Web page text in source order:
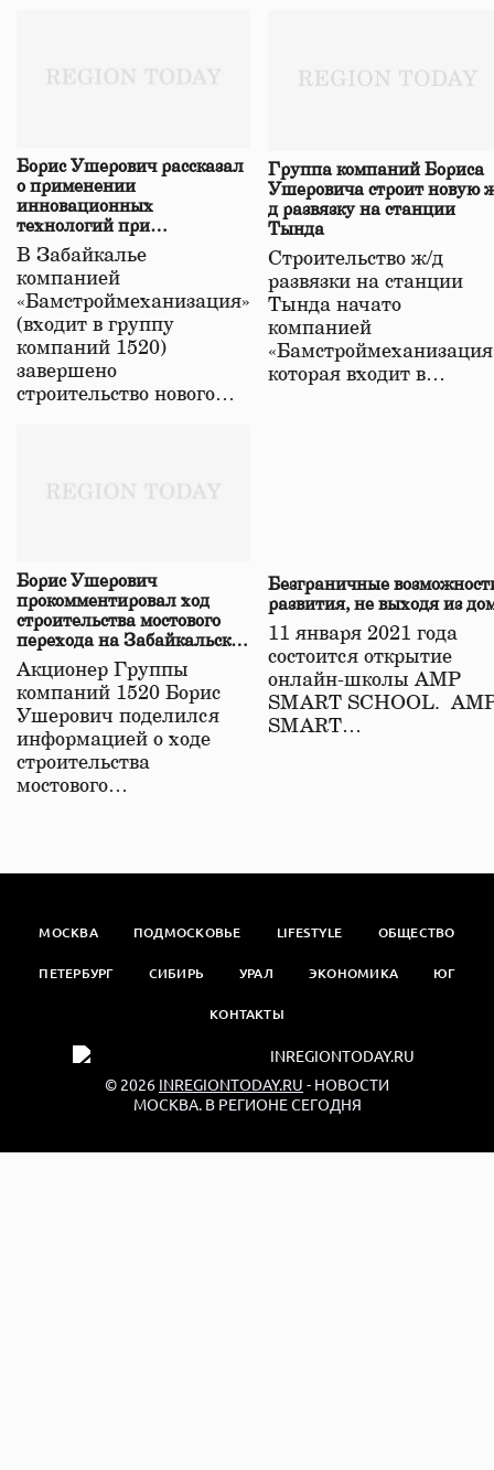
Борис Ушерович рассказал
о применении
инновационных
технологий при
строительстве нового моста
в Забайкалье
В Забайкалье
компанией
«Бамстроймеханизация»
(входит в группу
компаний 1520)
завершено
строительство нового…
Группа компаний Бориса
Ушеровича строит новую
д развязку на станции
Тында
Строительство ж/д
развязки на станции
Тында начато
компанией
которая входит в…
Борис Ушерович
прокомментировал ход
строительства мостового
перехода на Забайкальской
железной дороге
Акционер Группы
компаний 1520 Борис
Ушерович поделился
информацией о ходе
строительства
мостового…
Безграничные
развития, не выходя из
11 января 2021 года
состоится открытие
онлайн-школы АМР
SMART SCHOOL.
SMART…
МОСКВА ПОДМОСКОВЬЕ LIFESTYLE ОБЩЕСТВО
ПЕТЕРБУРГ СИБИРЬ УРАЛ ЭКОНОМИКА ЮГ
КОНТАКТЫ
© 2026 INREGIONTODAY.RU - НОВОСТИ
МОСКВА. В РЕГИОНЕ СЕГОДНЯ